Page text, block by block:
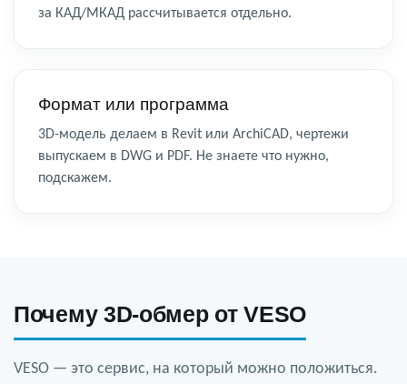
за КАД/МКАД рассчитывается отдельно.
Формат или программа
3D-модель делаем в Revit или ArchiCAD, чертежи
выпускаем в DWG и PDF. Не знаете что нужно,
подскажем.
Почему 3D-обмер от VESO
VESO — это сервис, на который можно положиться.